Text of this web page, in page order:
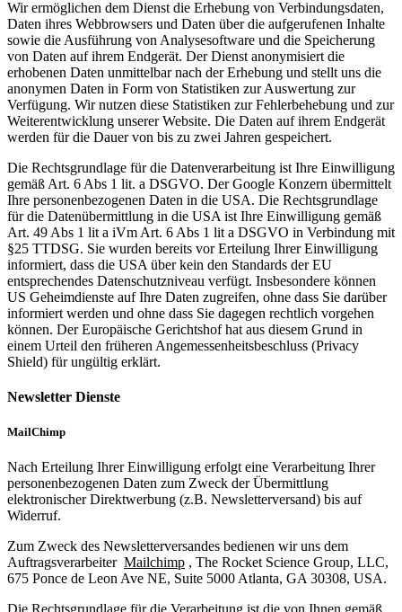
Wir ermöglichen dem Dienst die Erhebung von Verbindungsdaten,
Daten ihres Webbrowsers und Daten über die aufgerufenen Inhalte
sowie die Ausführung von Analysesoftware und die Speicherung
von Daten auf ihrem Endgerät. Der Dienst anonymisiert die
erhobenen Daten unmittelbar nach der Erhebung und stellt uns die
anonymen Daten in Form von Statistiken zur Auswertung zur
Verfügung. Wir nutzen diese Statistiken zur Fehlerbehebung und zur
Weiterentwicklung unserer Website. Die Daten auf ihrem Endgerät
werden für die Dauer von bis zu zwei Jahren gespeichert.
Die Rechtsgrundlage für die Datenverarbeitung ist Ihre Einwilligung
gemäß Art. 6 Abs 1 lit. a DSGVO. Der Google Konzern übermittelt
Ihre personenbezogenen Daten in die USA. Die Rechtsgrundlage
für die Datenübermittlung in die USA ist Ihre Einwilligung gemäß
Art. 49 Abs 1 lit a iVm Art. 6 Abs 1 lit a DSGVO in Verbindung mit
§25 TTDSG. Sie wurden bereits vor Erteilung Ihrer Einwilligung
informiert, dass die USA über kein den Standards der EU
entsprechendes Datenschutzniveau verfügt. Insbesondere können
US Geheimdienste auf Ihre Daten zugreifen, ohne dass Sie darüber
informiert werden und ohne dass Sie dagegen rechtlich vorgehen
können. Der Europäische Gerichtshof hat aus diesem Grund in
einem Urteil den früheren Angemessenheitsbeschluss (Privacy
Shield) für ungültig erklärt.
Newsletter Dienste
MailChimp
Nach Erteilung Ihrer Einwilligung erfolgt eine Verarbeitung Ihrer
personenbezogenen Daten zum Zweck der Übermittlung
elektronischer Direktwerbung (z.B. Newsletterversand) bis auf
Widerruf.
Zum Zweck des Newsletterversandes bedienen wir uns dem
Auftragsverarbeiter Mailchimp , The Rocket Science Group, LLC,
675 Ponce de Leon Ave NE, Suite 5000 Atlanta, GA 30308, USA.